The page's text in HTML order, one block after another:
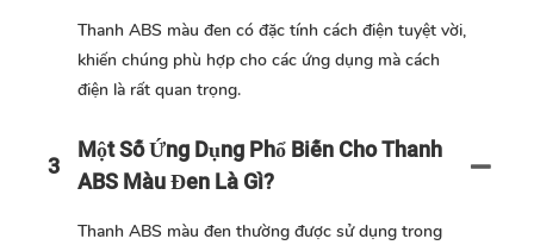
Thanh ABS màu đen có đặc tính cách điện tuyệt vời,
khiến chúng phù hợp cho các ứng dụng mà cách
điện là rất quan trọng.
3 Một Số Ứng Dụng Phổ Biến Cho Thanh
ABS Màu Đen Là Gì?
Thanh ABS màu đen thường được sử dụng trong